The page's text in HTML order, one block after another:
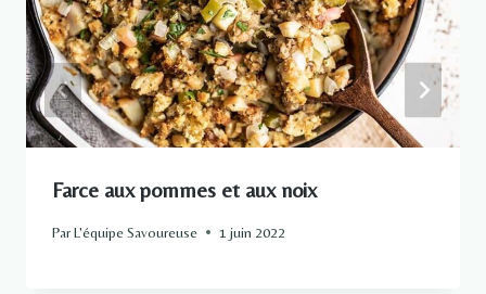
Farce aux pommes et aux noix
ParL'équipe Savoureuse 1 juin 2022